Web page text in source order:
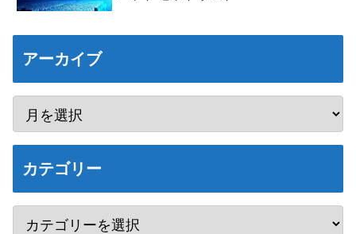
アーカイブ
カテゴリー